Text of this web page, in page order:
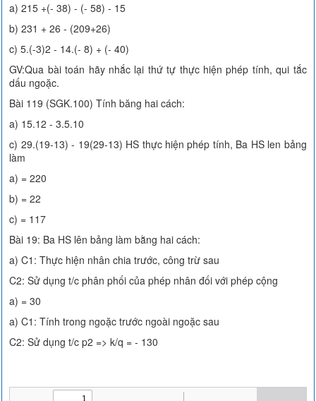
a) 215 +(- 38) - (- 58) - 15
b) 231 + 26 - (209+26)
c) 5.(-3)2 - 14.(- 8) + (- 40)
GV:Qua bài toán hãy nhắc lại thứ tự thực hiện phép tính, qui tắc
dấu ngoặc.
Bài 119 (SGK.100) Tính băng hai cách:
a) 15.12 - 3.5.10
c) 29.(19-13) - 19(29-13) HS thực hiện phép tính, Ba HS len bảng
làm
a) = 220
b) = 22
c) = 117
Bài 19: Ba HS lên bảng làm bằng hai cách:
a) C1: Thực hiện nhân chia trước, công trừ sau
C2: Sử dụng t/c phân phối của phép nhân đối với phép cộng
a) = 30
a) C1: Tính trong ngoặc trước ngoài ngoặc sau
C2: Sử dụng t/c p2 => k/q = - 130